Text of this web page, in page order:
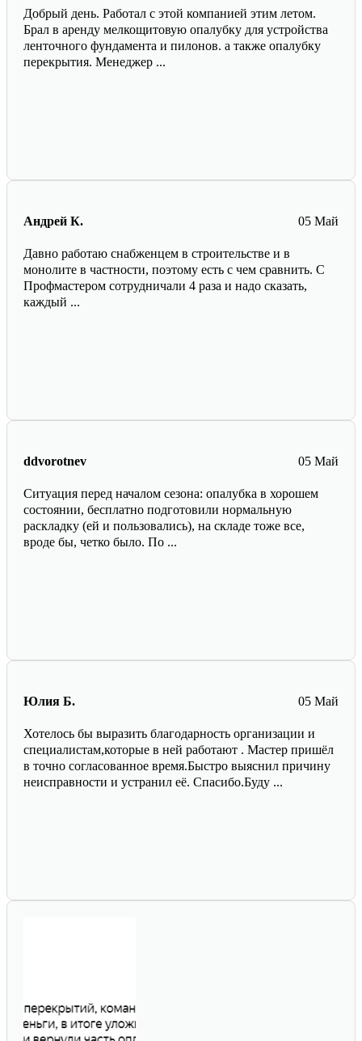
Добрый день. Работал с этой компанией этим летом.
Брал в аренду мелкощитовую опалубку для устройства
ленточного фундамента и пилонов. а также опалубку
перекрытия. Менеджер ...
05 Май
Андрей К.
Давно работаю снабженцем в строительстве и в
монолите в частности, поэтому есть с чем сравнить. С
Профмастером сотрудничали 4 раза и надо сказать,
каждый ...
05 Май
ddvorotnev
Ситуация перед началом сезона: опалубка в хорошем
состоянии, бесплатно подготовили нормальную
раскладку (ей и пользовались), на складе тоже все,
вроде бы, четко было. По ...
05 Май
Юлия Б.
Хотелось бы выразить благодарность организации и
специалистам,которые в ней работают . Мастер пришёл
в точно согласованное время.Быстро выяснил причину
неисправности и устранил её. Спасибо.Буду ...